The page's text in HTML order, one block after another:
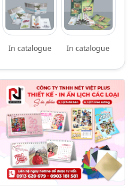
In catalogue In catalogue